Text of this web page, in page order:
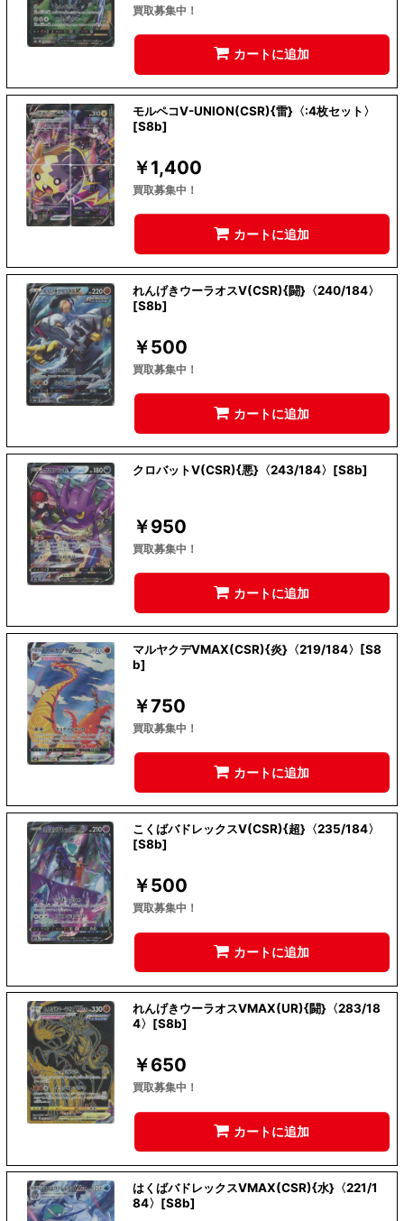
買取募集中！
カートに追加
モルペコV-UNION(CSR){雷}〈:4枚セット〉
[S8b]
￥1,400
買取募集中！
カートに追加
れんげきウーラオスV(CSR){闘}〈240/184〉
[S8b]
￥500
買取募集中！
カートに追加
クロバットV(CSR){悪}〈243/184〉[S8b]
￥950
買取募集中！
カートに追加
マルヤクデVMAX(CSR){炎}〈219/184〉[S8
b]
￥750
買取募集中！
カートに追加
こくばバドレックスV(CSR){超}〈235/184〉
[S8b]
￥500
買取募集中！
カートに追加
れんげきウーラオスVMAX(UR){闘}〈283/18
4〉[S8b]
￥650
買取募集中！
カートに追加
はくばバドレックスVMAX(CSR){水}〈221/1
84〉[S8b]